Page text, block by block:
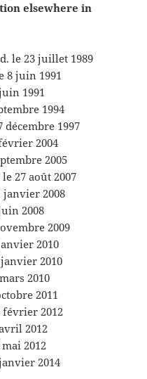
elsewhere in
le 23 juillet 1989
8 juin 1991
1991
1994
décembre 1997
2004
2005
27 août 2007
janvier 2008
2008
2009
2010
2010
2010
2011
février 2012
2012
2012
2014